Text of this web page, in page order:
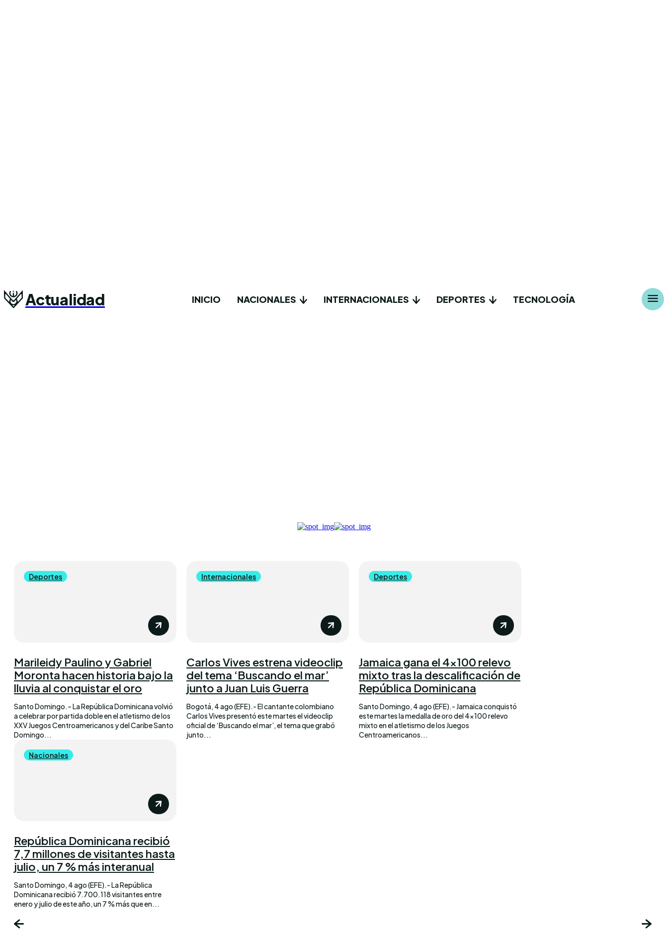
Actualidad INICIO NACIONALES INTERNACIONALES DEPORTES TECNOLOGÍA
Deportes
Marileidy Paulino y Gabriel
Moronta hacen historia bajo la
lluvia al conquistar el oro
Santo Domingo.– La República Dominicana volvió
a celebrar por partida doble en el atletismo de los
XXV Juegos Centroamericanos y del Caribe Santo
Domingo...
Internacionales
Carlos Vives estrena videoclip
del tema ‘Buscando el mar’
junto a Juan Luis Guerra
Bogotá, 4 ago (EFE).- El cantante colombiano
Carlos Vives presentó este martes el videoclip
oficial de ‘Buscando el mar’, el tema que grabó
junto...
Deportes
Jamaica gana el 4×100 relevo
mixto tras la descalificación de
República Dominicana
Santo Domingo, 4 ago (EFE).- Jamaica conquistó
este martes la medalla de oro del 4×100 relevo
mixto en el atletismo de los Juegos
Centroamericanos...
Nacionales
República Dominicana recibió
7,7 millones de visitantes hasta
julio, un 7 % más interanual
Santo Domingo, 4 ago (EFE).- La República
Dominicana recibió 7.700.118 visitantes entre
enero y julio de este año, un 7 % más que en...